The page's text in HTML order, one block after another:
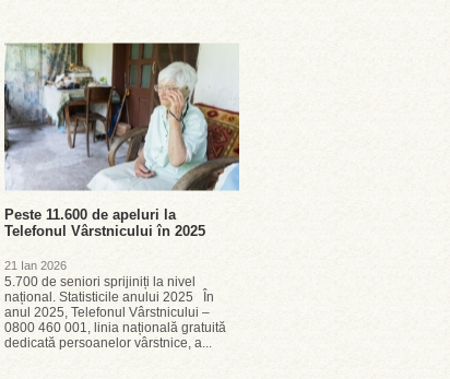
Peste 11.600 de apeluri la
Telefonul Vârstnicului în 2025
21 Ian 2026
5.700 de seniori sprijiniți la nivel
național. Statisticile anului 2025 În
anul 2025, Telefonul Vârstnicului –
0800 460 001, linia națională gratuită
dedicată persoanelor vârstnice, a...